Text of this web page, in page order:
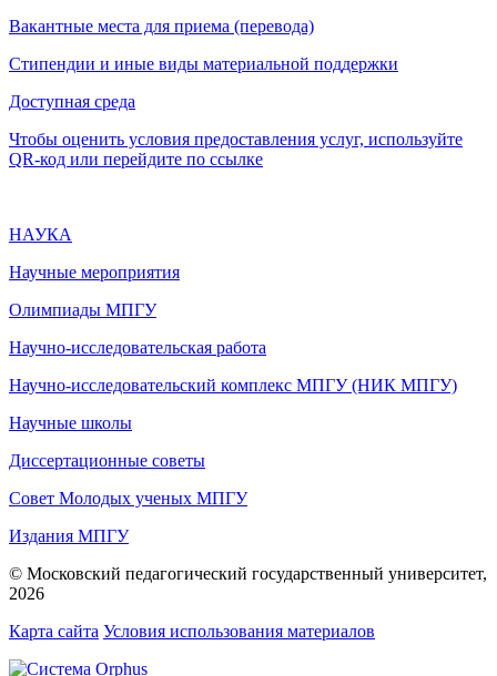
Вакантные места для приема (перевода)
Стипендии и иные виды материальной поддержки
Доступная среда
Чтобы оценить условия предоставления услуг, используйте
QR-код или перейдите по ссылке
НАУКА
Научные мероприятия
Олимпиады МПГУ
Научно-исследовательская работа
Научно-исследовательский комплекс МПГУ (НИК МПГУ)
Научные школы
Диссертационные советы
Совет Молодых ученых МПГУ
Издания МПГУ
© Московский педагогический государственный университет,
2026
Карта сайта Условия использования материалов